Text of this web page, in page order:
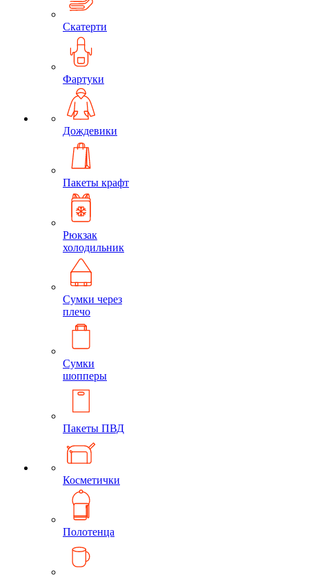
Скатерти
Фартуки
Дождевики
Пакеты крафт
Рюкзак
холодильник
Сумки через
плечо
Сумки
шопперы
Пакеты ПВД
Косметички
Полотенца